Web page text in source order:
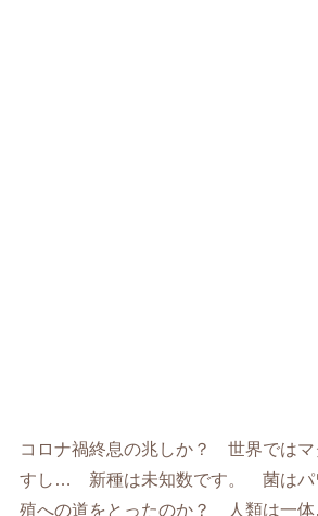
コロナ禍終息の兆しか？ 世界ではマ
すし… 新種は未知数です。 菌はパ
殖への道をとったのか？ 人類は一